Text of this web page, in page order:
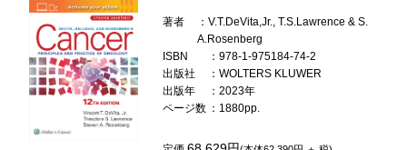
著者
：V.T.DeVita,Jr., T.S.Lawrence & S.
A.Rosenberg
ISBN
：978-1-975184-74-2
出版社
：WOLTERS KLUWER
出版年
：2023年
ページ数 ：1880pp.